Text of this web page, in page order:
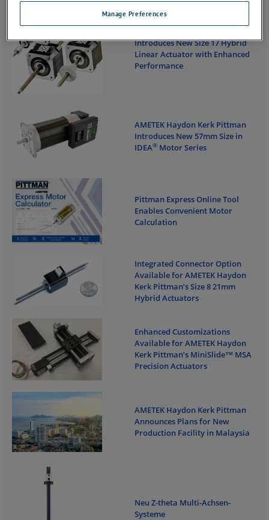
Introduces New Size 17 Hybrid
Linear Actuator with Enhanced
Performance
AMETEK Haydon Kerk Pittman
Introduces New 57mm Size in
IDEA® Motor Series
Pittman Express Online Tool
Enables Convenient Motor
Calculation
Integrated Connector Option
Available for AMETEK Haydon
Kerk Pittman’s Size 8 21mm
Hybrid Actuators
Enhanced Customizations
Available for AMETEK Haydon
Kerk Pittman’s MiniSlide™ MSA
Precision Actuators
AMETEK Haydon Kerk Pittman
Announces Plans for New
Production Facility in Malaysia
Neu Z-theta Multi-Achsen-
Systeme
Manage Preferences